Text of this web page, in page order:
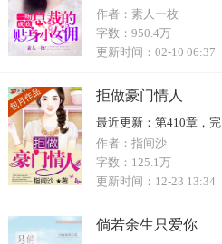
作者： 素人一枚
字数： 950.4万
更新时间： 02-10 06:37
拒做豪门情人
最近更新： 第410章，完
作者： 指间沙
字数： 125.1万
更新时间： 12-23 13:34
倘若余生只爱你